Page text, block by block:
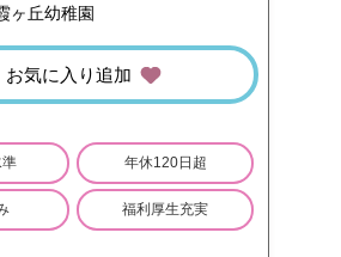
ヶ丘幼稚園
お気に入り追加
準 年休120日超
福利厚生充実